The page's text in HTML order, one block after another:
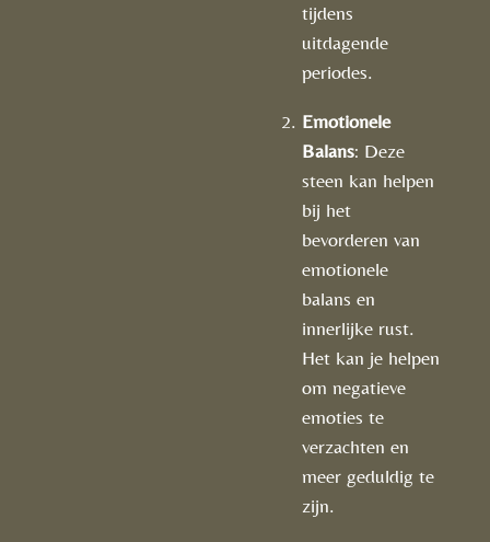
tijdens
uitdagende
periodes.
Emotionele
Balans: Deze
steen kan helpen
bij het
bevorderen van
emotionele
balans en
innerlijke rust.
Het kan je helpen
om negatieve
emoties te
verzachten en
meer geduldig te
zijn.